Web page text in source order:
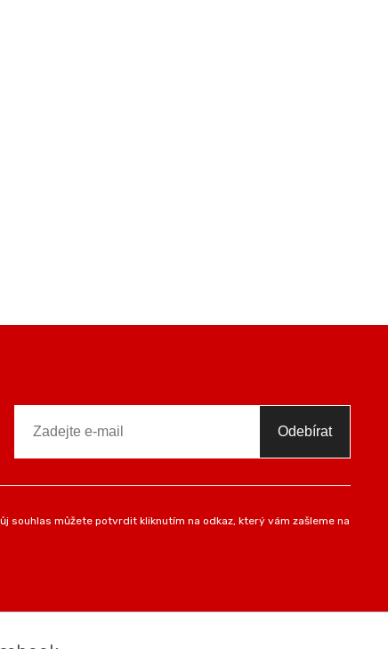
Odebírat
souhlas můžete potvrdit kliknutím na odkaz, který vám zašleme na